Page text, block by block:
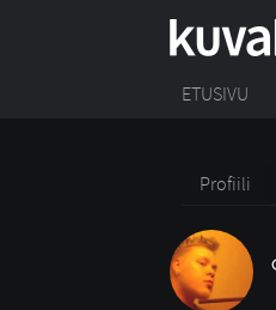
ETUSIVU
Profiili